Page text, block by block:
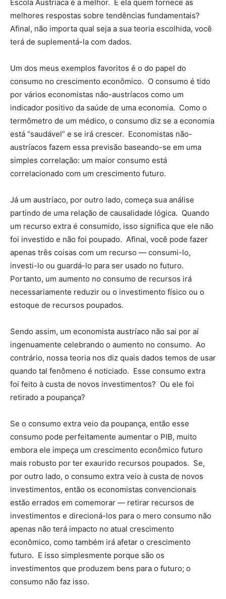
Escola Austríaca é a melhor. É ela quem fornece as
melhores respostas sobre tendências fundamentais?
Afinal, não importa qual seja a sua teoria escolhida, você
terá de suplementá-la com dados.
Um dos meus exemplos favoritos é o do papel do
consumo no crescimento econômico. O consumo é tido
por vários economistas não-austríacos como um
indicador positivo da saúde de uma economia. Como o
termômetro de um médico, o consumo diz se a economia
está “saudável” e se irá crescer. Economistas não-
austríacos fazem essa previsão baseando-se em uma
simples correlação: um maior consumo está
correlacionado com um crescimento futuro.
Já um austríaco, por outro lado, começa sua análise
partindo de uma relação de causalidade lógica. Quando
um recurso extra é consumido, isso significa que ele não
foi investido e não foi poupado. Afinal, você pode fazer
apenas três coisas com um recurso — consumi-lo,
investi-lo ou guardá-lo para ser usado no futuro.
Portanto, um aumento no consumo de recursos irá
necessariamente reduzir ou o investimento físico ou o
estoque de recursos poupados.
Sendo assim, um economista austríaco não sai por aí
ingenuamente celebrando o aumento no consumo. Ao
contrário, nossa teoria nos diz quais dados temos de usar
quando tal fenômeno é noticiado. Esse consumo extra
foi feito à custa de novos investimentos? Ou ele foi
retirado a poupança?
Se o consumo extra veio da poupança, então esse
consumo pode perfeitamente aumentar o PIB, muito
embora ele impeça um crescimento econômico futuro
mais robusto por ter exaurido recursos poupados. Se,
por outro lado, o consumo extra veio à custa de novos
investimentos, então os economistas convencionais
estão errados em comemorar — retirar recursos de
investimentos e direcioná-los para o mero consumo não
apenas não terá impacto no atual crescimento
econômico, como também irá afetar o crescimento
futuro. E isso simplesmente porque são os
investimentos que produzem bens para o futuro; o
consumo não faz isso.